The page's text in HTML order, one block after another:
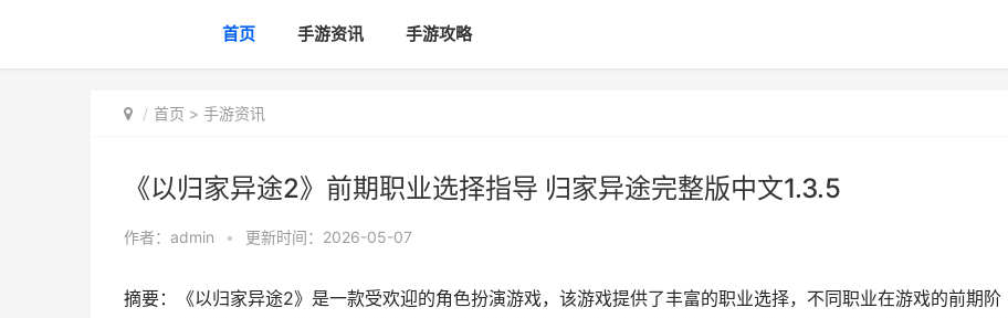
首页 手游资讯 手游攻略
首页 > 手游资讯
《以归家异途2》前期职业选择指导 归家异途完整版中文1.3.5
作者： admin • 更新时间：2026-05-07
摘要：《以归家异途2》是一款受欢迎的角色扮演游戏，该游戏提供了丰富的职业选择，不同职业在游戏的前期阶